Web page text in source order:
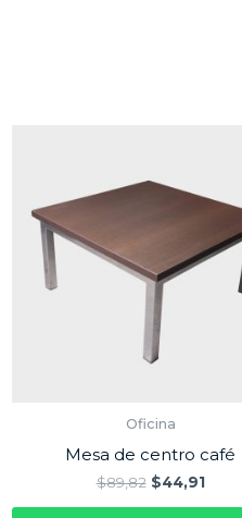
Oficina
Mesa de centro café
$89,82 $44,91